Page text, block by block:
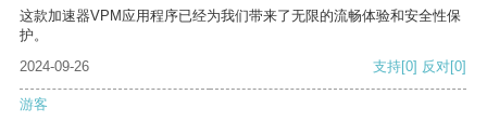
这款加速器VPM应用程序已经为我们带来了无限的流畅体验和安全性保
护。
2024-09-26
支持[0] 反对[0]
游客